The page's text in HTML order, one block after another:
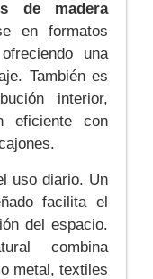
de madera
en formatos
una
También es
interior,
eficiente con
uso diario. Un
facilita el
del espacio.
combina
metal, textiles